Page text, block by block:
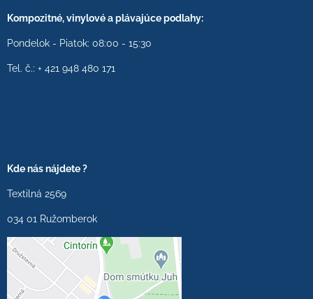
Kompozitné, vinylové a plávajúce podlahy:
Pondelok - Piatok: 08:00 - 15:30
Tel. č.: + 421 948 480 171
Kde nás nájdete ?
Textilná 2569
034 01 Ružomberok
Externý obsah je
blokovaný Voľbami